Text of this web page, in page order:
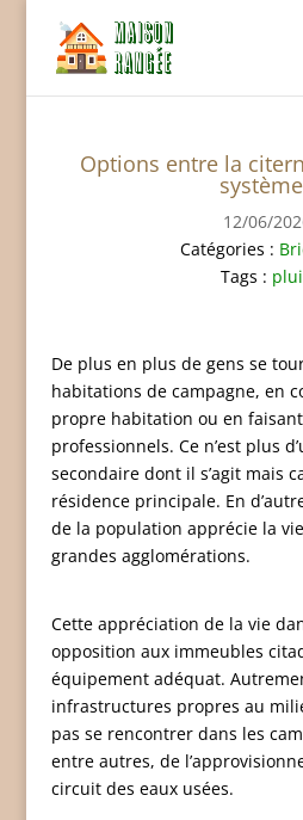
Options entre la
12/06/
Catégories :
Tags :
De plus en plus de gens se
habitations de campagne, en
propre habitation ou en
professionnels. Ce n’est plus
secondaire dont il s’agit mais
résidence principale. En
de la population apprécie la
grandes agglomérations.
Cette appréciation de la vie
opposition aux immeubles
équipement adéquat.
infrastructures propres au
pas se rencontrer dans les
entre autres, de
circuit des eaux usées.